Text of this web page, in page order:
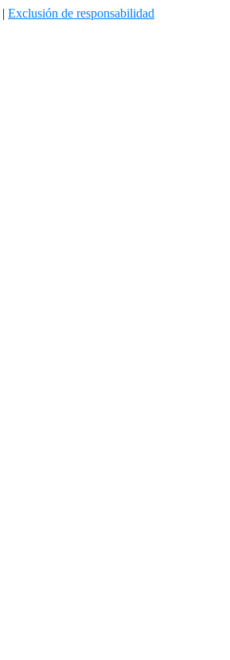
Exclusión de responsabilidad